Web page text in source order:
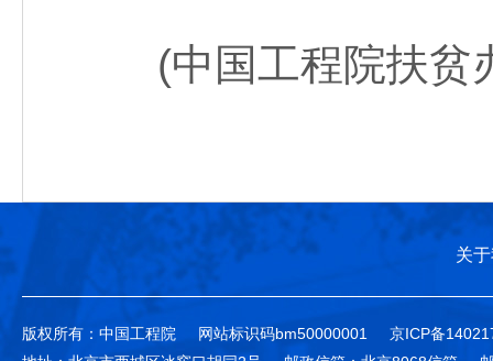
(中国工程院扶贫
关
版权所有：中国工程院 网站标识码bm50000001
京ICP备